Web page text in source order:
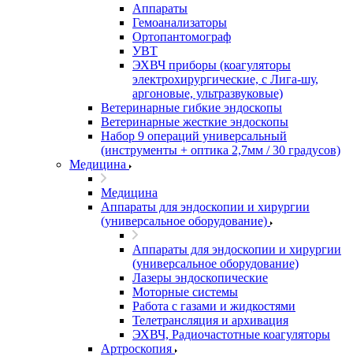
Аппараты
Гемоанализаторы
Ортопантомограф
УВТ
ЭХВЧ приборы (коагуляторы
электрохирургические, с Лига-шу,
аргоновые, ультразвуковые)
Ветеринарные гибкие эндоскопы
Ветеринарные жесткие эндоскопы
Набор 9 операций универсальный
(инструменты + оптика 2,7мм / 30 градусов)
Медицина
Медицина
Аппараты для эндоскопии и хирургии
(универсальное оборудование)
Аппараты для эндоскопии и хирургии
(универсальное оборудование)
Лазеры эндоскопические
Моторные системы
Работа с газами и жидкостями
Телетрансляция и архивация
ЭХВЧ, Радиочастотные коагуляторы
Артроскопия